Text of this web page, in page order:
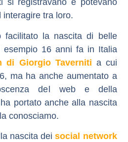
si registravano e potevano
interagire tra loro.
facilitato la nascita di belle
esempio 16 anni fa in Italia
di Giorgio Taverniti a cui
ma ha anche aumentato a
del web e della
portato anche alla nascita
conosciamo.
nascita deisocial network